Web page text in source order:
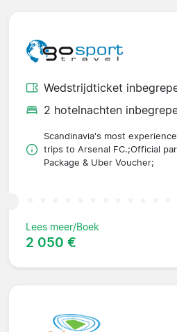
Wedstrijdticket
2 hotelnachten
Scandinavia's most
trips to Arsenal FC.;Official
Package & Uber Voucher;
Lees meer/Boek
2 050 €